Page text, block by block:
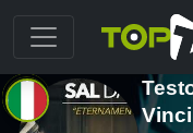
Vinci